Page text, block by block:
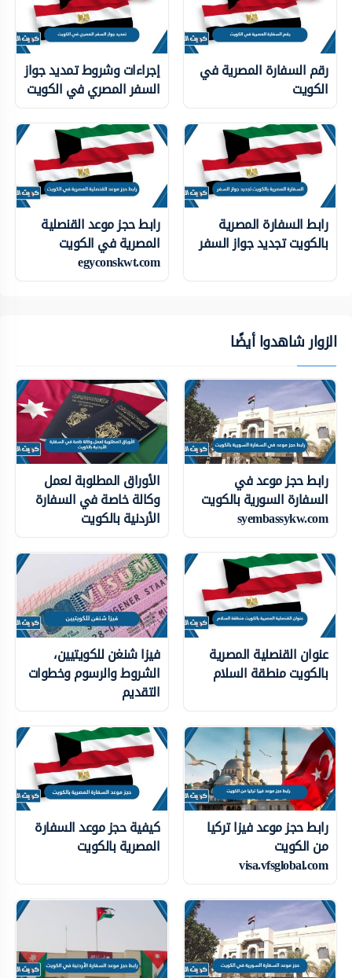
رقم السفارة المصرية في
الكويت
إجراءات وشروط تمديد جواز
السفر المصري في الكويت
رابط السفارة المصرية
بالكويت تجديد جواز السفر
رابط حجز موعد القنصلية
المصرية في الكويت
egyconskwt.com
الزوار شاهدوا أيضًا
رابط حجز موعد في
السفارة السورية بالكويت
syembassykw.com
الأوراق المطلوبة لعمل
وكالة خاصة في السفارة
الأردنية بالكويت
عنوان القنصلية المصرية
بالكويت منطقة السلام
فيزا شنغن للكويتيين،
الشروط والرسوم وخطوات
التقديم
رابط حجز موعد فيزا تركيا
من الكويت
visa.vfsglobal.com
كيفية حجز موعد السفارة
المصرية بالكويت